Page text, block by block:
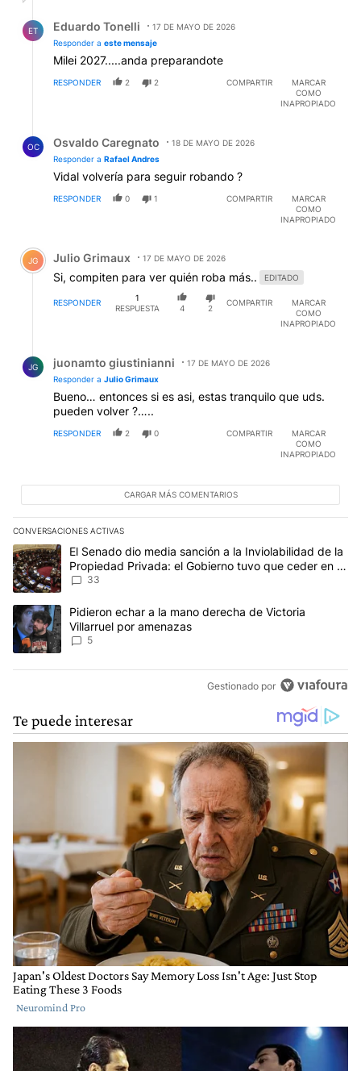
ET Eduardo Tonelli
17 DE MAYO DE 2026
Responder a este mensaje
Milei 2027.....anda preparandote
RESPONDER 2 2 COMPARTIR
MARCAR
COMO
INAPROPIADO
OC Osvaldo Caregnato
18 DE MAYO DE 2026
Responder a Rafael Andres
Vidal volvería para seguir robando ?
RESPONDER 0 1 COMPARTIR
MARCAR
COMO
INAPROPIADO
Comentario de Julio Grimaux.
JG Julio Grimaux 17 DE MAYO DE 2026
Si, compiten para ver quién roba más.. EDITADO
RESPONDER
1
RESPUESTA
4 2
COMPARTIR
MARCAR
COMO
INAPROPIADO
JG juonamto giustinianni
17 DE MAYO DE 2026
Responder a Julio Grimaux
Bueno… entonces si es asi, estas tranquilo que uds.
pueden volver ?…..
RESPONDER 2 0 COMPARTIR
MARCAR
COMO
INAPROPIADO
CARGAR MÁS COMENTARIOS
CONVERSACIONES ACTIVAS
Este listado muestra los artículos con más comentarios en los
Un artículo de tendencia con el título "El Senado dio media
El Senado dio media sanción a la Inviolabilidad de la
Propiedad Privada: el Gobierno tuvo que ceder en la
Ley del Manejo del Fuego
33
Un artículo de tendencia con el título "Pidieron echar a la mano
Pidieron echar a la mano derecha de Victoria
Villarruel por amenazas
5
Gestionado por